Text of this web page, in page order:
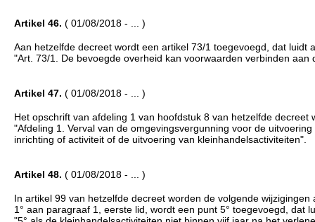
Artikel 46. ( 01/08/2018 - ... )
Aan hetzelfde decreet wordt een artikel 73/1 toegevoegd, dat luidt
"Art. 73/1. De bevoegde overheid kan voorwaarden verbinden
Artikel 47. ( 01/08/2018 - ... )
Het opschrift van afdeling 1 van hoofdstuk 8 van hetzelfde decreet
"Afdeling 1. Verval van de omgevingsvergunning voor de
inrichting of activiteit of de uitvoering van kleinhandelsactiviteiten".
Artikel 48. ( 01/08/2018 - ... )
In artikel 99 van hetzelfde decreet worden de volgende wijzigingen
1° aan paragraaf 1, eerste lid, wordt een punt 5° toegevoegd, dat